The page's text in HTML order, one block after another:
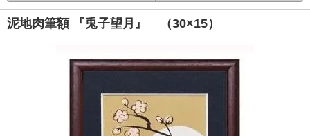
泥地肉筆額 『兎子望月』 （30×15）